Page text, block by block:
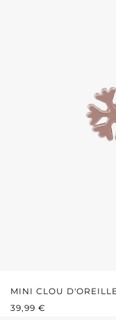
MINI CLOU
PRIX RÉGULIER
39,99 €